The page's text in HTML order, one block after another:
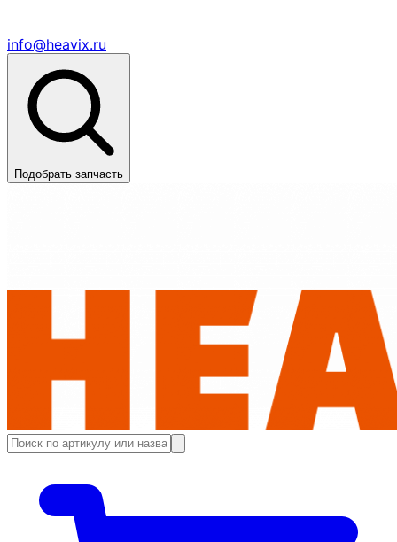
info@heavix.ru
Подобрать запчасть